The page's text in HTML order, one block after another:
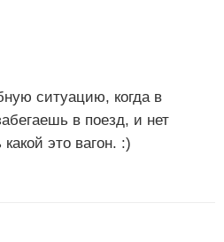
ситуацию, когда в
в поезд, и нет
это вагон. :)